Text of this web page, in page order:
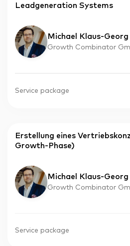
Leadgeneration Systems
Michael Klaus-Georg
Growth Combinator
Service package
Erstellung eines
Growth-Phase)
Michael Klaus-Georg
Growth Combinator
Service package